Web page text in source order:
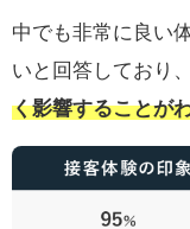
中でも非常に良い
いと回答しており、
く影響することが